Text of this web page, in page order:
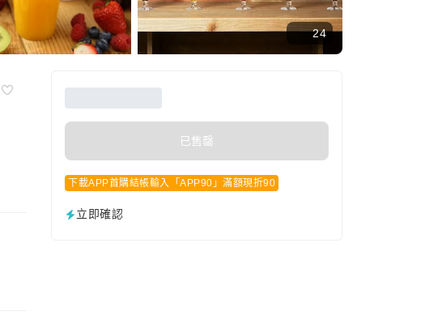
24
已售罄
下載APP首購結帳輸入「APP90」滿額現折90
立即確認